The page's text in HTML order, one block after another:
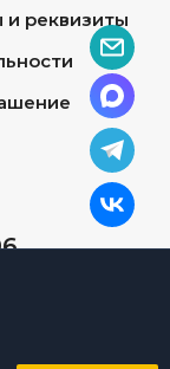
и реквизиты